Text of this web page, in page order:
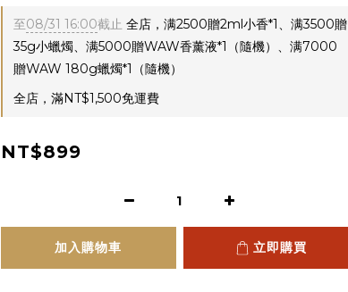
至08/31 16:00截止 全店，满2500贈2ml小香*1、满3500贈
35g小蠟燭、满5000贈WAW香薰液*1（隨機）、满7000
贈WAW 180g蠟燭*1（隨機）
全店，滿NT$1,500免運費
NT$899
加入購物車 立即購買